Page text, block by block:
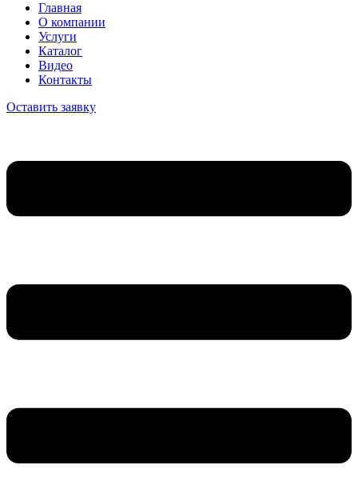
Главная
О компании
Услуги
Каталог
Видео
Контакты
Оставить заявку